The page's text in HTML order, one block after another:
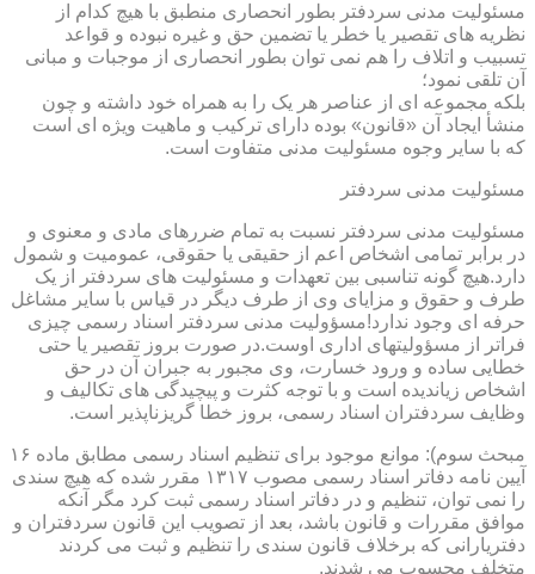
مسئولیت مدنی سردفتر بطور انحصاری منطبق با هیچ کدام از
نظریه های تقصیر یا خطر یا تضمین حق و غیره نبوده و قواعد
تسبیب و اتلاف را هم نمی توان بطور انحصاری از موجبات و مبانی
آن تلقی نمود؛
بلکه مجموعه ای از عناصر هر یک را به همراه خود داشته و چون
منشأ ایجاد آن «قانون» بوده دارای ترکیب و ماهیت ویژه ای است
که با سایر وجوه مسئولیت مدنی متفاوت است.
مسئولیت مدنی سردفتر
مسئولیت مدنی سردفتر نسبت به تمام ضررهای مادی و معنوی و
در برابر تمامی اشخاص اعم از حقیقی یا حقوقی، عمومیت و شمول
دارد.هیچ گونه تناسبی بین تعهدات و مسئولیت های سردفتر از یک
طرف و حقوق و مزایای وی از طرف دیگر در قیاس با سایر مشاغل
حرفه ای وجود ندارد!مسؤولیت مدنی سردفتر اسناد رسمی چیزی
فراتر از مسؤولیتهای اداری اوست.در صورت بروز تقصیر یا حتی
خطایی ساده و ورود خسارت، وی مجبور به جبران آن در حق
اشخاص زیاندیده است و با توجه کثرت و پیچیدگی های تکالیف و
وظایف سردفتران اسناد رسمی، بروز خطا گریزناپذیر است.
مبحث سوم): موانع موجود برای تنظیم اسناد رسمی مطابق ماده ۱۶
آیین نامه دفاتر اسناد رسمی مصوب ۱۳۱۷ مقرر شده که هیچ سندی
را نمی توان، تنظیم و در دفاتر اسناد رسمی ثبت کرد مگر آنکه
موافق مقررات و قانون باشد، بعد از تصویب این قانون سردفتران و
دفتریارانی که برخلاف قانون سندی را تنظیم و ثبت می کردند
متخلف محسوب می شدند.